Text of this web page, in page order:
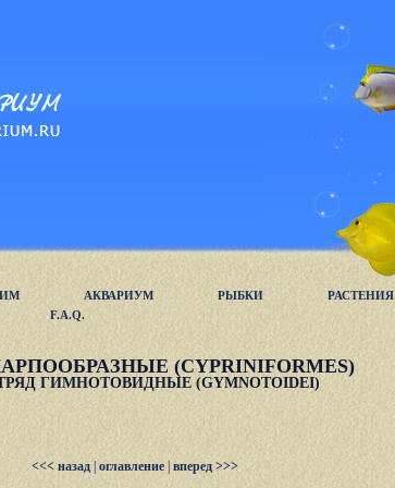
АКВАРИУМ РЫБКИ РАСТЕНИЯ
F.A.Q.
(CYPRINIFORMES)
ГИМНОТОВИДНЫЕ (GYMNOTOIDEI)
<<< назад оглавление вперед >>>